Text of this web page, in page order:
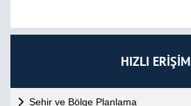
HIZLI ERİŞİM
Şehir ve Bölge Planlama